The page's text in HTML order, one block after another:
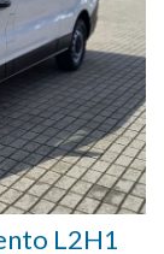
L2H1